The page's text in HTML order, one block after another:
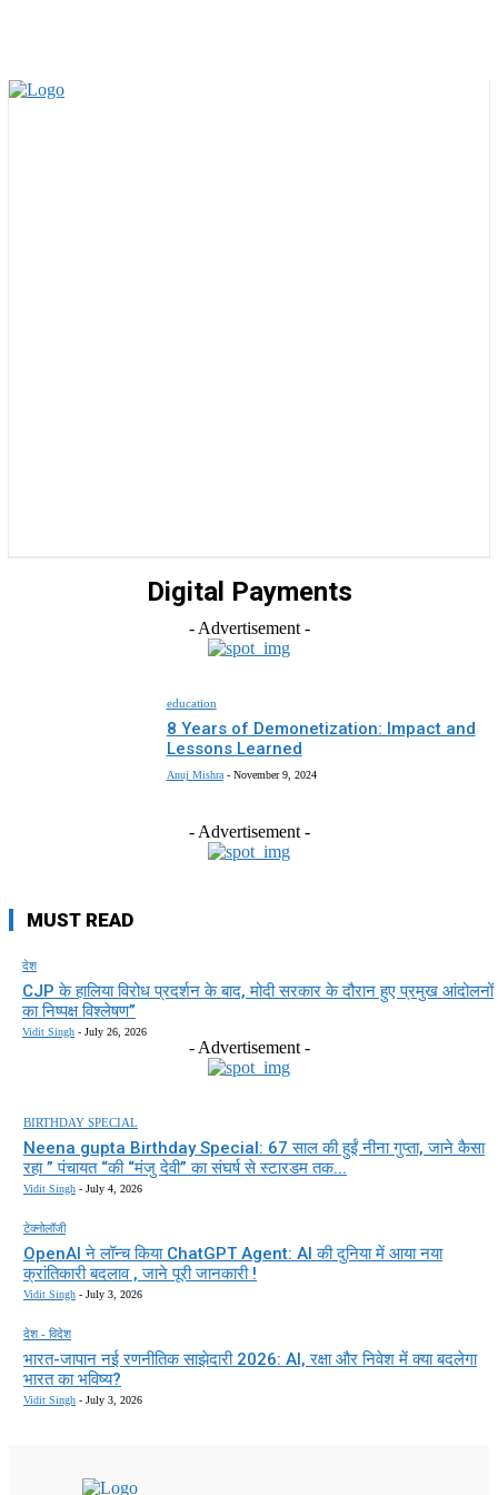
Digital Payments
- Advertisement -
education
8 Years of Demonetization: Impact and
Lessons Learned
Anuj Mishra - November 9, 2024
- Advertisement -
MUST READ
देश
CJP के हालिया विरोध प्रदर्शन के बाद, मोदी सरकार के दौरान हुए प्रमुख आंदोलनों
का निष्पक्ष विश्लेषण”
Vidit Singh - July 26, 2026
- Advertisement -
BIRTHDAY SPECIAL
Neena gupta Birthday Special: 67 साल की हुईं नीना गुप्ता, जाने कैसा
रहा ” पंचायत “की “मंजु देवी” का संघर्ष से स्टारडम तक...
Vidit Singh - July 4, 2026
टेक्नोलॉजी
OpenAI ने लॉन्च किया ChatGPT Agent: AI की दुनिया में आया नया
क्रांतिकारी बदलाव , जाने पूरी जानकारी !
Vidit Singh - July 3, 2026
देश - विदेश
भारत-जापान नई रणनीतिक साझेदारी 2026: AI, रक्षा और निवेश में क्या बदलेगा
भारत का भविष्य?
Vidit Singh - July 3, 2026